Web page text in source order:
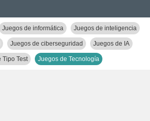
Juegos de informática Juegos de inteligencia
Juegos de ciberseguridad Juegos de IA
Tipo Test Juegos de Tecnología